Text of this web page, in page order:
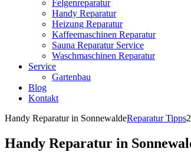
Felgenreparatur
Handy Reparatur
Heizung Reparatur
Kaffeemaschinen Reparatur
Sauna Reparatur Service
Waschmaschinen Reparatur
Service
Gartenbau
Blog
Kontakt
Handy Reparatur in SonnewaldeReparatur Tipps
Handy Reparatur in